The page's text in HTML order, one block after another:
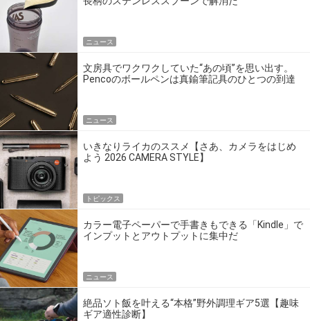
ニュース
文房具でワクワクしていた“あの頃”を思い出す。
Pencoのボールペンは真鍮筆記具のひとつの到達
ニュース
いきなりライカのススメ【さあ、カメラをはじめ
よう 2026 CAMERA STYLE】
トピックス
カラー電子ペーパーで手書きもできる「Kindle」で
インプットとアウトプットに集中だ
ニュース
絶品ソト飯を叶える“本格”野外調理ギア5選【趣味
ギア適性診断】